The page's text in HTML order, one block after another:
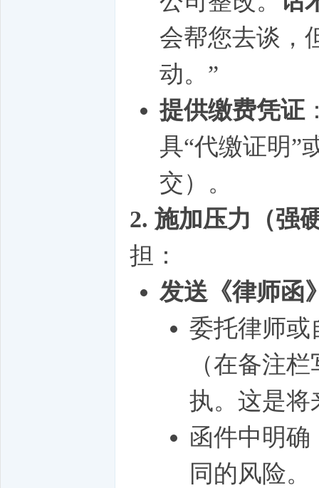
会帮您去谈，
动。”
提供缴费凭证
具“代缴证明”
交）。
2. 施加压力（强
担：
发送《律师函
委托律师或
（在备注
执。这是将
函件中明确
同的风险。